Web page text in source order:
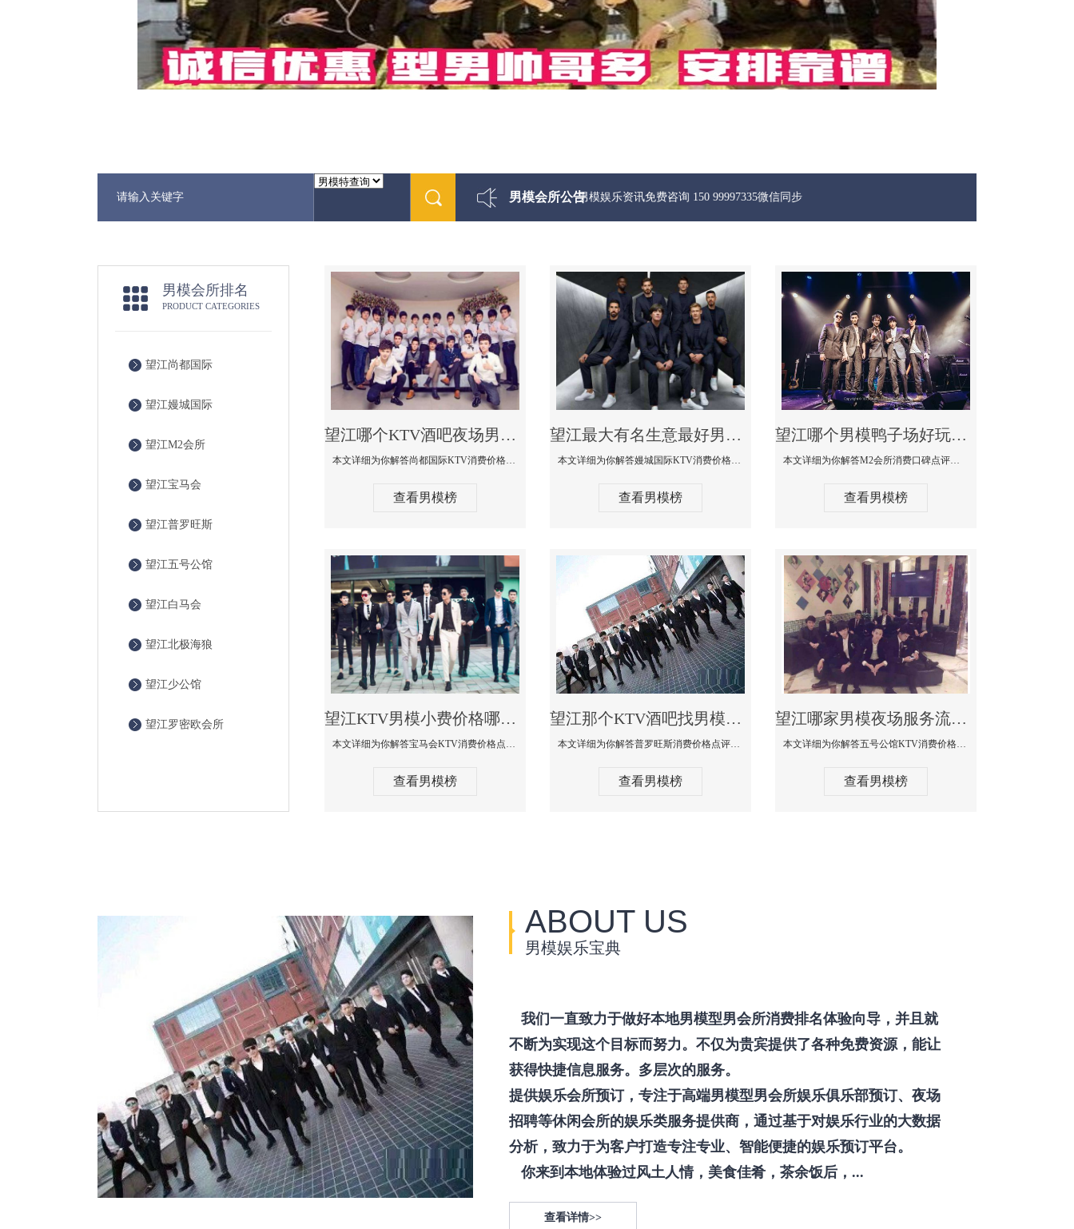
男模会所公告
最新男模娱乐资讯免费咨询 150 99997335微信同步
男模会所排名
PRODUCT CATEGORIES
望江尚都国际
望江嫚城国际
望江M2会所
望江宝马会
望江普罗旺斯
望江五号公馆
望江白马会
望江北极海狼
望江少公馆
望江罗密欧会所
望江哪个KTV酒吧夜场男模公关型男最帅-尚都国际KTV消费价格点评
本文详细为你解答尚都国际KTV消费价格点评，更多关于哪个KTV酒吧夜场男模公关型男最帅免费咨询150 99997335微信同步
查看男模榜
望江最大有名生意最好男模少爷场KTV体验-嫚城国际KTV消费价格点评
本文详细为你解答嫚城国际KTV消费价格口碑点评，更多关于最大有名生意最好男模少爷场KTV体验免费咨询150 99997335微信同步！
查看男模榜
望江哪个男模鸭子场好玩陪酒服务好-M2会所KTV消费口碑点评
本文详细为你解答M2会所消费口碑点评，更多关于哪个男模鸭子场好玩陪酒服务好免费咨询150 99997335微信同步！
查看男模榜
望江KTV男模小费价格哪家便宜-宝马会KTV消费口碑点评
本文详细为你解答宝马会KTV消费价格点评，更多关于KTV男模小费价格哪家便宜免费咨询150 99997335微信同步！
查看男模榜
望江那个KTV酒吧找男模帅哥男妓多-普罗旺斯KTV真实口碑点评
本文详细为你解答普罗旺斯消费价格点评，更多关于那个KTV酒吧找男模帅哥最多免费咨询150 99997335微信同步！
查看男模榜
望江哪家男模夜场服务流程全面-五号公馆KTV消费价格点评
本文详细为你解答五号公馆KTV消费价格，更多关于哪家男模夜场服务流程全面免费咨询150 99997335微信同步！
查看男模榜
ABOUT US
男模娱乐宝典
我们一直致力于做好本地男模型男会所消费排名体验向导，并且就
不断为实现这个目标而努力。不仅为贵宾提供了各种免费资源，能让
获得快捷信息服务。多层次的服务。
提供娱乐会所预订，专注于高端男模型男会所娱乐俱乐部预订、夜场
招聘等休闲会所的娱乐类服务提供商，通过基于对娱乐行业的大数据
分析，致力于为客户打造专注专业、智能便捷的娱乐预订平台。
你来到本地体验过风土人情，美食佳肴，茶余饭后，...
查看详情>>